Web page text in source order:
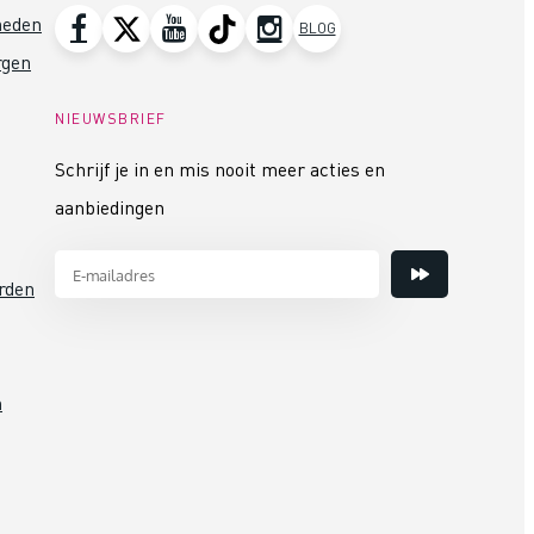
BLOG
NIEUWSBRIEF
Schrijf je in en mis nooit meer acties en
aanbiedingen